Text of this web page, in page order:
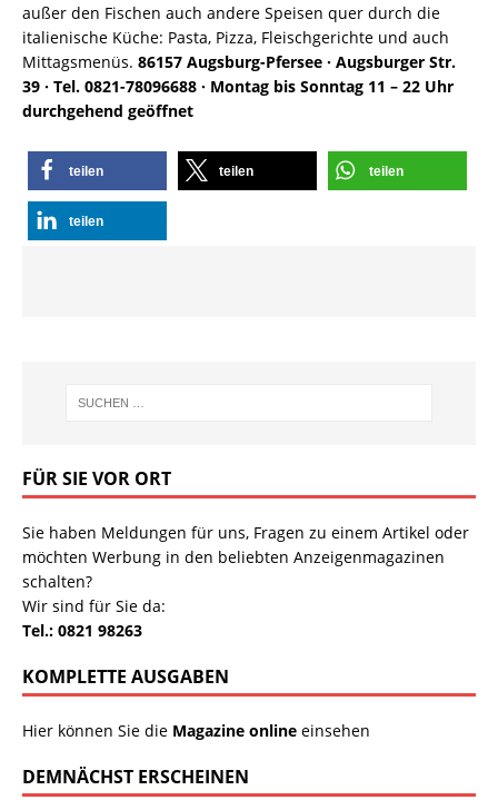
außer den Fischen auch andere Speisen quer durch die
italienische Küche: Pasta, Pizza, Fleischgerichte und auch
Mittagsmenüs. 86157 Augsburg-Pfersee · Augsburger Str.
39 · Tel. 0821-78096688 · Montag bis Sonntag 11 – 22 Uhr
durchgehend geöffnet
teilen teilen teilen
teilen
FÜR SIE VOR ORT
Sie haben Meldungen für uns, Fragen zu einem Artikel oder
möchten Werbung in den beliebten Anzeigenmagazinen
schalten?
Wir sind für Sie da:
Tel.: 0821 98263
KOMPLETTE AUSGABEN
Hier können Sie die Magazine online einsehen
DEMNÄCHST ERSCHEINEN